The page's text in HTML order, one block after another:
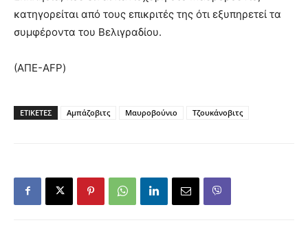
κατηγορείται από τους επικριτές της ότι εξυπηρετεί τα
συμφέροντα του Βελιγραδίου.
(ΑΠΕ-AFP)
ΕΤΙΚΕΤΕΣ Αμπάζοβιτς Μαυροβούνιο Τζουκάνοβιτς